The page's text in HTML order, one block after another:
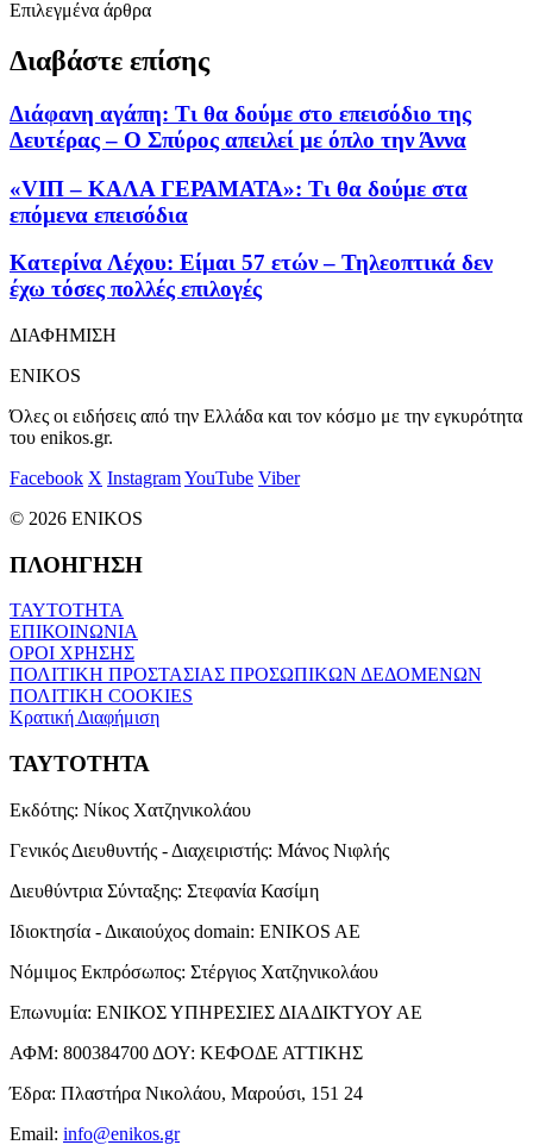
Επιλεγμένα άρθρα
Διαβάστε επίσης
Διάφανη αγάπη: Τι θα δούμε στο επεισόδιο της
Δευτέρας – Ο Σπύρος απειλεί με όπλο την Άννα
«VIΠ – ΚΑΛΑ ΓΕΡΑΜΑΤΑ»: Τι θα δούμε στα
επόμενα επεισόδια
Κατερίνα Λέχου: Είμαι 57 ετών – Τηλεοπτικά δεν
έχω τόσες πολλές επιλογές
ΔΙΑΦΗΜΙΣΗ
ENIKOS
Όλες οι ειδήσεις από την Ελλάδα και τον κόσμο με την εγκυρότητα
του enikos.gr.
Facebook X InstagramYouTube Viber
© 2026 ENIKOS
ΠΛΟΗΓΗΣΗ
ΤΑΥΤΟΤΗΤΑ
ΕΠΙΚΟΙΝΩΝΙΑ
ΟΡΟΙ ΧΡΗΣΗΣ
ΠΟΛΙΤΙΚΗ ΠΡΟΣΤΑΣΙΑΣ ΠΡΟΣΩΠΙΚΩΝ ΔΕΔΟΜΕΝΩΝ
ΠΟΛΙΤΙΚΗ COOKIES
Κρατική Διαφήμιση
ΤΑΥΤΟΤΗΤΑ
Εκδότης: Νίκος Χατζηνικολάου
Γενικός Διευθυντής - Διαχειριστής: Μάνος Νιφλής
Διευθύντρια Σύνταξης: Στεφανία Κασίμη
Ιδιοκτησία - Δικαιούχος domain: ENIKOS AE
Νόμιμος Εκπρόσωπος: Στέργιος Χατζηνικολάου
Επωνυμία: ΕΝΙΚΟΣ ΥΠΗΡΕΣΙΕΣ ΔΙΑΔΙΚΤΥΟΥ ΑΕ
ΑΦΜ: 800384700 ΔΟΥ: ΚΕΦΟΔΕ ΑΤΤΙΚΗΣ
Έδρα: Πλαστήρα Νικολάου, Μαρούσι, 151 24
Email: info@enikos.gr